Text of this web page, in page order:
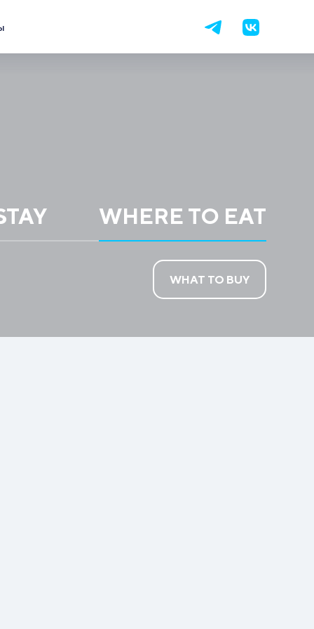
WHERE TO EAT
WHAT TO BUY